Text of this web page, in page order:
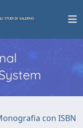
con ISBN